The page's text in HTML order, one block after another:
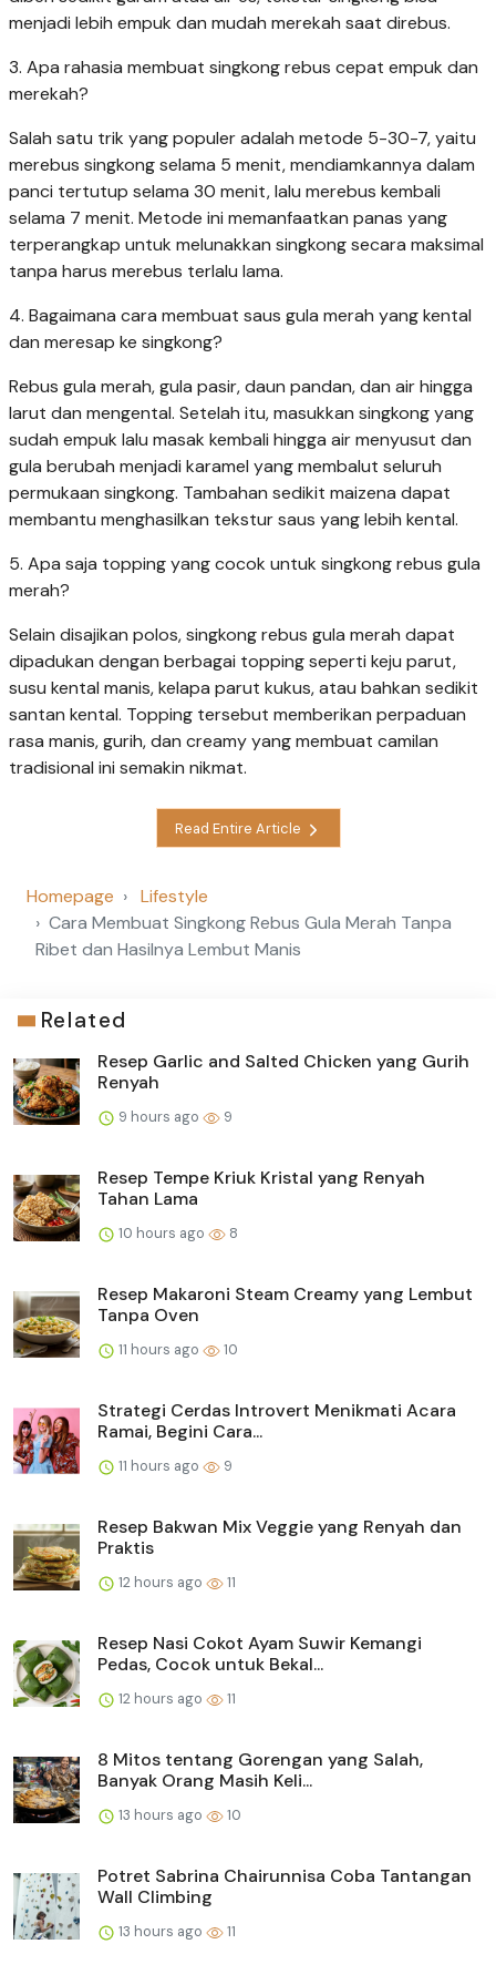
menjadi lebih empuk dan mudah merekah saat direbus.
3. Apa rahasia membuat singkong rebus cepat empuk dan
merekah?
Salah satu trik yang populer adalah metode 5-30-7, yaitu
merebus singkong selama 5 menit, mendiamkannya dalam
panci tertutup selama 30 menit, lalu merebus kembali
selama 7 menit. Metode ini memanfaatkan panas yang
terperangkap untuk melunakkan singkong secara maksimal
tanpa harus merebus terlalu lama.
4. Bagaimana cara membuat saus gula merah yang kental
dan meresap ke singkong?
Rebus gula merah, gula pasir, daun pandan, dan air hingga
larut dan mengental. Setelah itu, masukkan singkong yang
sudah empuk lalu masak kembali hingga air menyusut dan
gula berubah menjadi karamel yang membalut seluruh
permukaan singkong. Tambahan sedikit maizena dapat
membantu menghasilkan tekstur saus yang lebih kental.
5. Apa saja topping yang cocok untuk singkong rebus gula
merah?
Selain disajikan polos, singkong rebus gula merah dapat
dipadukan dengan berbagai topping seperti keju parut,
susu kental manis, kelapa parut kukus, atau bahkan sedikit
santan kental. Topping tersebut memberikan perpaduan
rasa manis, gurih, dan creamy yang membuat camilan
tradisional ini semakin nikmat.
Read Entire Article
Homepage
Lifestyle
Cara Membuat Singkong Rebus Gula Merah Tanpa
Ribet dan Hasilnya Lembut Manis
Related
Resep Garlic and Salted Chicken yang Gurih
Renyah
9 hours ago 9
Resep Tempe Kriuk Kristal yang Renyah
Tahan Lama
10 hours ago 8
Resep Makaroni Steam Creamy yang Lembut
Tanpa Oven
11 hours ago 10
Strategi Cerdas Introvert Menikmati Acara
Ramai, Begini Cara...
11 hours ago 9
Resep Bakwan Mix Veggie yang Renyah dan
Praktis
12 hours ago 11
Resep Nasi Cokot Ayam Suwir Kemangi
Pedas, Cocok untuk Bekal...
12 hours ago 11
8 Mitos tentang Gorengan yang Salah,
Banyak Orang Masih Keli...
13 hours ago 10
Potret Sabrina Chairunnisa Coba Tantangan
Wall Climbing
13 hours ago 11